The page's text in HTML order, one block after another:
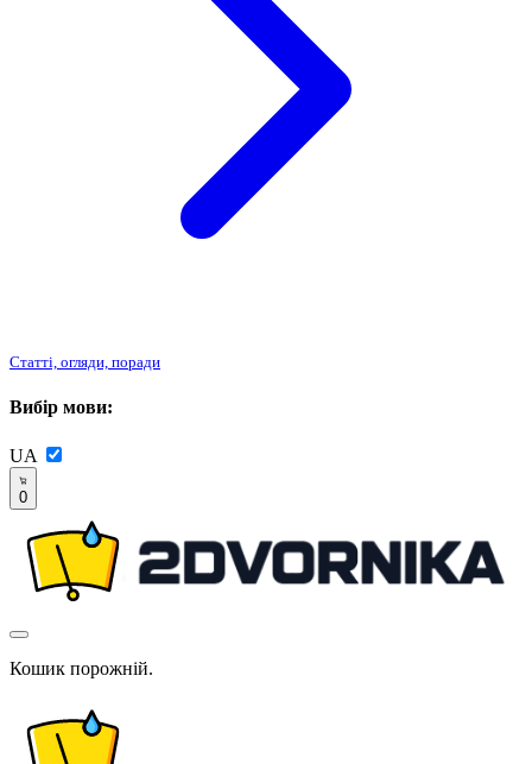
Статті, огляди, поради
Вибір мови:
UA
0
Кошик порожній.